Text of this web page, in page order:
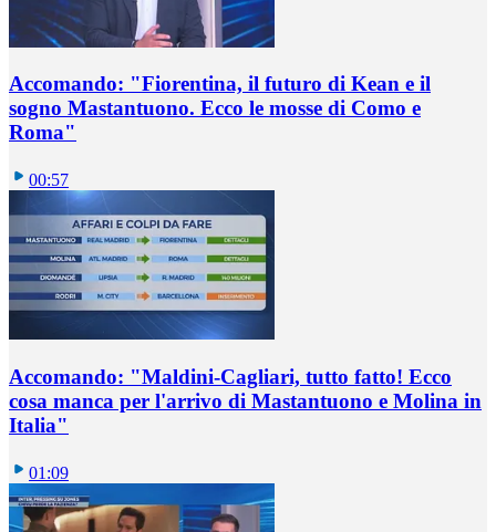
Accomando: "Fiorentina, il futuro di Kean e il
sogno Mastantuono. Ecco le mosse di Como e
Roma"
00:57
Accomando: "Maldini-Cagliari, tutto fatto! Ecco
cosa manca per l'arrivo di Mastantuono e Molina in
Italia"
01:09